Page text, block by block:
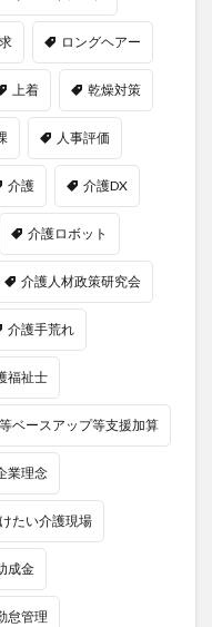
ロングヘアー
上着 乾燥対策
人事評価
介護 介護DX
介護ロボット
介護人材政策研究会
介護手荒れ
福祉士
ベースアップ等支援加算
業理念
たい介護現場
成金
怠管理